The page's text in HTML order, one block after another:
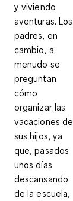
y viviendo
aventuras. Los
padres, en
cambio, a
menudo se
preguntan
cómo
organizar las
vacaciones de
sus hijos, ya
que, pasados
unos días
descansando
de la escuela,